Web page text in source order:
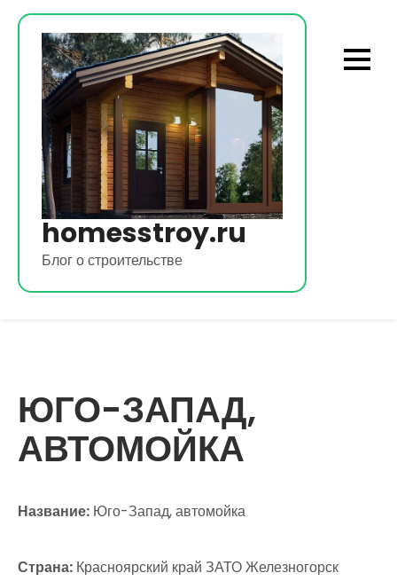
Перейти
содержимому
homesstroy.ru
Блог о строительстве
ЮГО-ЗАПАД,
АВТОМОЙКА
Название: Юго-Запад, автомойка
Страна: Красноярский край ЗАТО Железногорск